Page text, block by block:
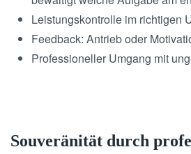
Leistungskontrolle im richtigen
Feedback: Antrieb oder
Professioneller Umgang mit
Souveränität durch